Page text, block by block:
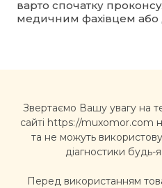
варто спочатку
медичним фахівцем або
Звертаємо Вашу увагу на
сайті https://muxomor.com
та не можуть
діагностики будь-
Перед використанням